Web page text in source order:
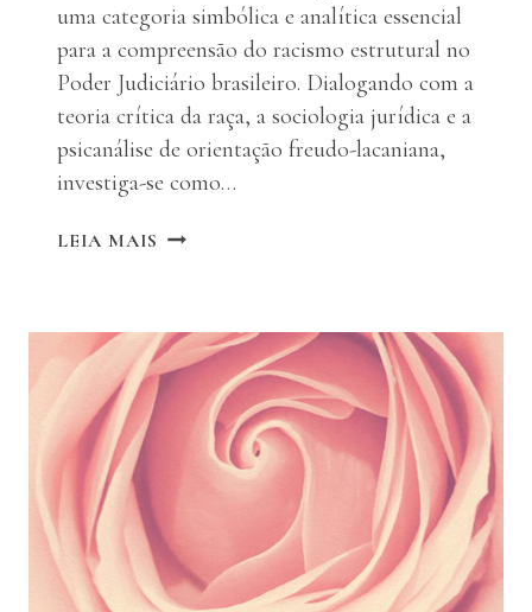
uma categoria simbólica e analítica essencial
para a compreensão do racismo estrutural no
Poder Judiciário brasileiro. Dialogando com a
teoria crítica da raça, a sociologia jurídica e a
psicanálise de orientação freudo-lacaniana,
investiga-se como…
LEIA MAIS A